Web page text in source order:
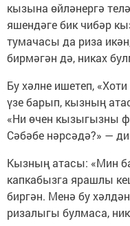
кызына өйләнергә
яшендәге бик чибәр
тумачасы да риза
бирмәгән дә, никах
Бу хәлне ишетеп,
үзе барып, кызның
«Ни өчен кызыгызны
Сәбәбе нәрсәдә?» —
Кызның атасы: «Мин
капкабызга ярашлы
биргән. Менә бу
ризалыгы булмаса,